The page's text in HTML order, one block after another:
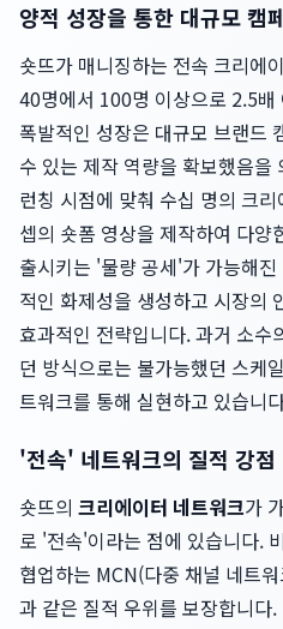
양적 성장을 통한 대규모 캠
숏뜨가 매니징하는 전속 크리에
40명에서 100명 이상으로 2.5
폭발적인 성장은 대규모 브랜드
수 있는 제작 역량을 확보했음을
런칭 시점에 맞춰 수십 명의 크
셉의 숏폼 영상을 제작하여 다양
출시키는 '물량 공세'가 가능해
적인 화제성을 생성하고 시장의
효과적인 전략입니다. 과거 소수
던 방식으로는 불가능했던 스케
트워크를 통해 실현하고 있습니
'전속' 네트워크의 질적 강점
숏뜨의 크리에이터 네트워크가
로 '전속'이라는 점에 있습니다.
협업하는 MCN(다중 채널 네트
과 같은 질적 우위를 보장합니다.